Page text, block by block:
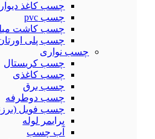
چسب کاغذ
چسب pvc
چسب کاشت
چسب پلی
چسب نواری
چسب کریستال
چسب کاغذی
چسب برق
چسب دوطرفه
چسب فویل
پرایمر لوله
آب چسب